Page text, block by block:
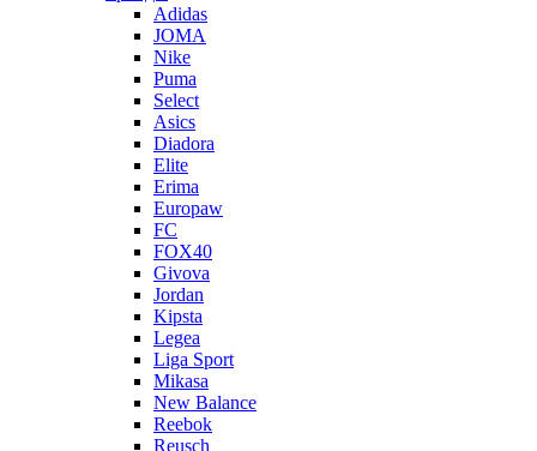
Adidas
JOMA
Nike
Puma
Select
Asics
Diadora
Elite
Erima
Europaw
FC
FOX40
Givova
Jordan
Kipsta
Legea
Liga Sport
Mikasa
New Balance
Reebok
Reusch